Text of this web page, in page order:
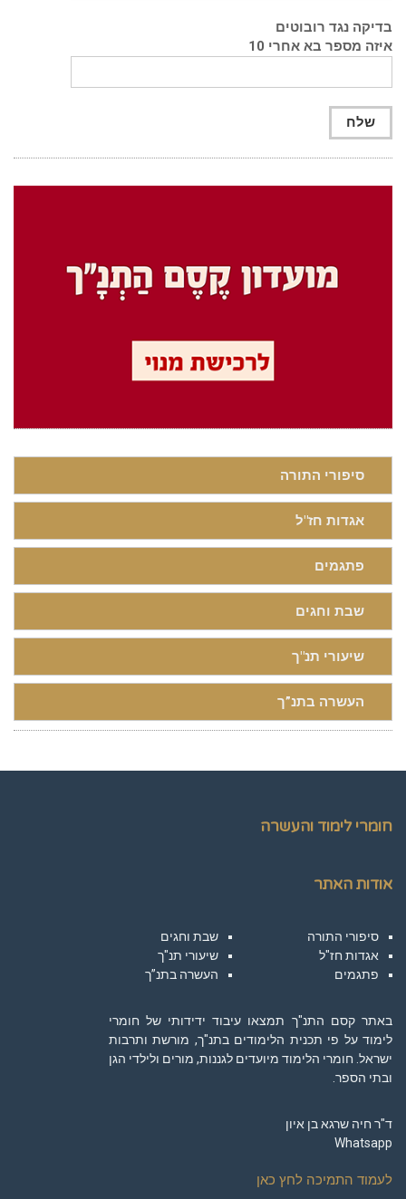
בדיקה נגד רובוטים
איזה מספר בא אחרי 10
סיפורי התורה
אגדות חז"ל
פתגמים
שבת וחגים
שיעורי תנ"ך
העשרה בתנ”ך
חומרי לימוד והעשרה
אודות האתר
סיפורי התורה
אגדות חז"ל
פתגמים
שבת וחגים
שיעורי תנ"ך
העשרה בתנ”ך
באתר קסם התנ"ך תמצאו עיבוד ידידותי של חומרי
לימוד על פי תכנית הלימודים בתנ"ך, מורשת ותרבות
ישראל. חומרי הלימוד מיועדים לגננות, מורים ולילדי הגן
ובתי הספר.
ד"ר חיה שרגא בן איון
Whatsapp
לעמוד התמיכה לחץ כאן